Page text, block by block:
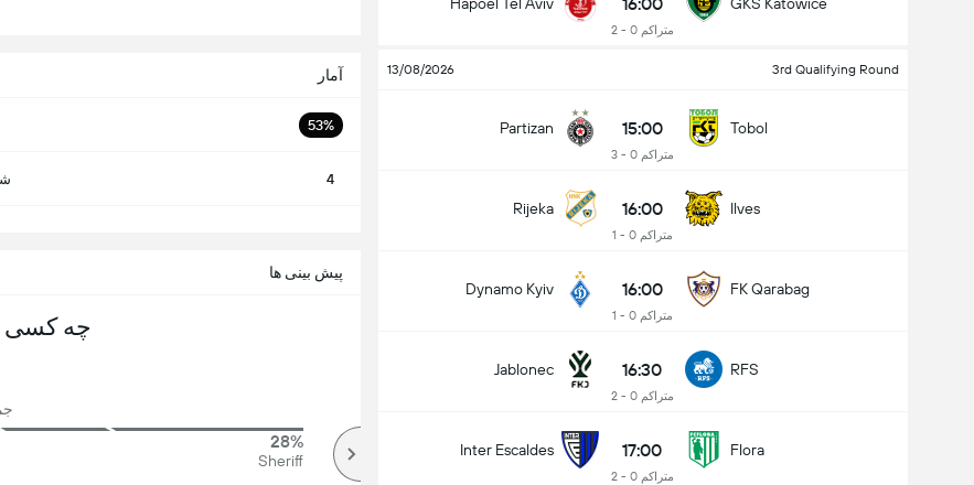
متراکم 0 - 2
3rd Qualifying Round
13/08/2026
Tobol
15:00
متراکم 0 - 3
Partizan
Ilves
16:00
متراکم 0 - 1
Rijeka
FK Qarabag
16:00
متراکم 0 - 1
Dynamo Kyiv
RFS
16:30
متراکم 0 - 2
Jablonec
Flora
17:00
متراکم 0 - 2
Inter Escaldes
آمار
53%
4
پیش بینی ها
چه کسی
28%
Sheriff